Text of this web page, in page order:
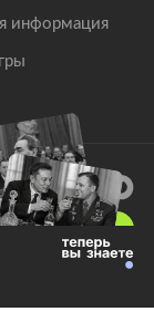
информация